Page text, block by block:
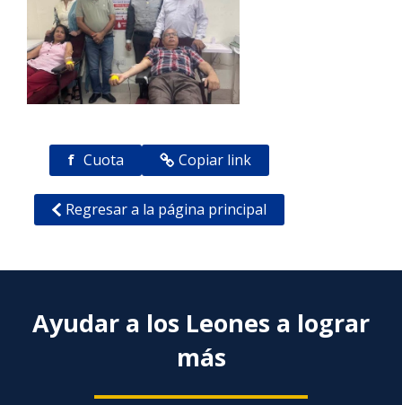
f Cuota Copiar link
Regresar a la página principal
Ayudar a los Leones a lograr
más